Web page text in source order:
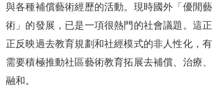
與各種補償藝術經歷的活動。現時國外「優閒藝
術」的發展，已是一項很熱門的社會議題。這正
正反映過去教育規劃和社經模式的非人性化，有
需要積極推動社區藝術教育拓展去補償、治療、
融和。